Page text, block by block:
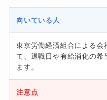
向いている人
東京労働経済組合による会
て、退職日や有給消化の
ます。
注意点